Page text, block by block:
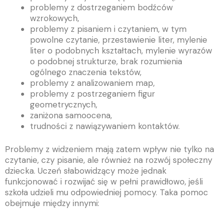
problemy z dostrzeganiem bodźców
wzrokowych,
problemy z pisaniem i czytaniem, w tym
powolne czytanie, przestawienie liter, mylenie
liter o podobnych kształtach, mylenie wyrazów
o podobnej strukturze, brak rozumienia
ogólnego znaczenia tekstów,
problemy z analizowaniem map,
problemy z postrzeganiem figur
geometrycznych,
zaniżona samoocena,
trudności z nawiązywaniem kontaktów.
Problemy z widzeniem mają zatem wpływ nie tylko na
czytanie, czy pisanie, ale również na rozwój społeczny
dziecka. Uczeń słabowidzący może jednak
funkcjonować i rozwijać się w pełni prawidłowo, jeśli
szkoła udzieli mu odpowiedniej pomocy. Taka pomoc
obejmuje między innymi: